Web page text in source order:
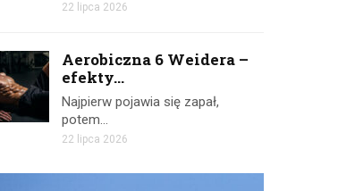
22 lipca 2026
Aerobiczna 6 Weidera –
efekty...
Najpierw pojawia się zapał,
potem…
22 lipca 2026